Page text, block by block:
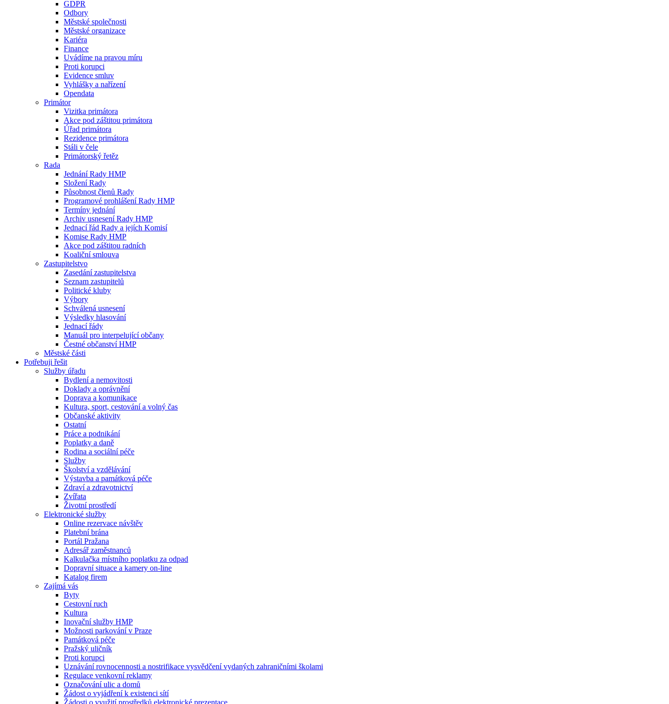
GDPR
Odbory
Městské společnosti
Městské organizace
Kariéra
Finance
Uvádíme na pravou míru
Proti korupci
Evidence smluv
Vyhlášky a nařízení
Opendata
Primátor
Vizitka primátora
Akce pod záštitou primátora
Úřad primátora
Rezidence primátora
Stáli v čele
Primátorský řetěz
Rada
Jednání Rady HMP
Složení Rady
Působnost členů Rady
Programové prohlášení Rady HMP
Termíny jednání
Archiv usnesení Rady HMP
Jednací řád Rady a jejích Komisí
Komise Rady HMP
Akce pod záštitou radních
Koaliční smlouva
Zastupitelstvo
Zasedání zastupitelstva
Seznam zastupitelů
Politické kluby
Výbory
Schválená usnesení
Výsledky hlasování
Jednací řády
Manuál pro interpelující občany
Čestné občanství HMP
Městské části
Potřebuji řešit
Služby úřadu
Bydlení a nemovitosti
Doklady a oprávnění
Doprava a komunikace
Kultura, sport, cestování a volný čas
Občanské aktivity
Ostatní
Práce a podnikání
Poplatky a daně
Rodina a sociální péče
Služby
Školství a vzdělávání
Výstavba a památková péče
Zdraví a zdravotnictví
Zvířata
Životní prostředí
Elektronické služby
Online rezervace návštěv
Platební brána
Portál Pražana
Adresář zaměstnanců
Kalkulačka místního poplatku za odpad
Dopravní situace a kamery on-line
Katalog firem
Zajímá vás
Byty
Cestovní ruch
Kultura
Inovační služby HMP
Možnosti parkování v Praze
Památková péče
Pražský uličník
Proti korupci
Uznávání rovnocennosti a nostrifikace vysvědčení vydaných zahraničními školami
Regulace venkovní reklamy
Označování ulic a domů
Žádost o vyjádření k existenci sítí
Žádosti o využití prostředků elektronické prezentace